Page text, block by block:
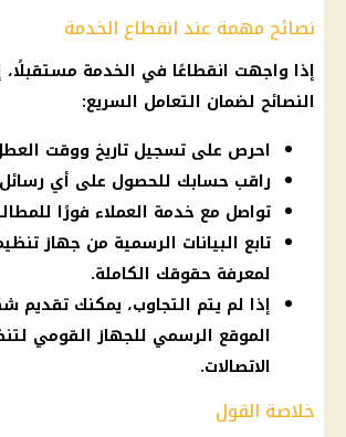
نصائح مهمة عند انقطاع الخدمة
إذا واجهت انقطاعًا في الخدمة
النصائح لضمان التعامل السريع:
احرص على تسجيل تاريخ ووقت
راقب حسابك للحصول على أي
تواصل مع خدمة العملاء فورًا
تابع البيانات الرسمية من جهاز
لمعرفة حقوقك الكاملة.
إذا لم يتم التجاوب، يمكنك تقديم
الموقع الرسمي للجهاز القومي
الاتصالات.
خلاصة القول